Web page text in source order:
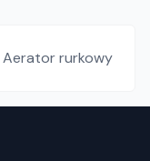
Aerator rurkowy